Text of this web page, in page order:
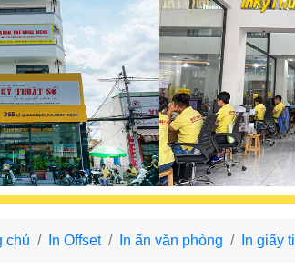
chủ In Offset In ấn văn phòng In giấy